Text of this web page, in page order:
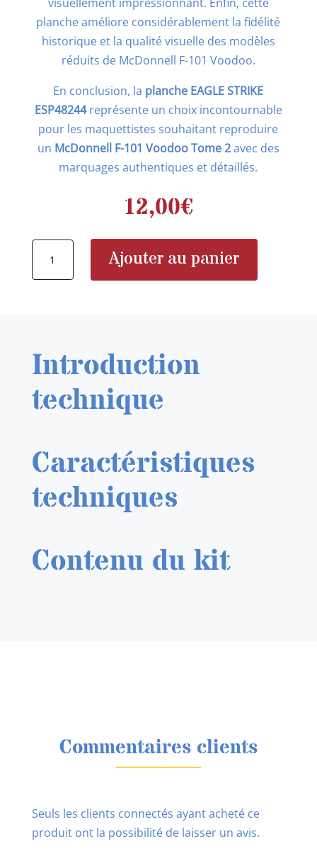
planche améliore considérablement la fidélité
historique et la qualité visuelle des modèles
réduits de McDonnell F-101 Voodoo.
En conclusion, la planche EAGLE STRIKE
ESP48244représente un choix incontournable
pour les maquettistes souhaitant reproduire
un McDonnell F-101 Voodoo Tome 2avec des
marquages authentiques et détaillés.
12,00€
Donnell
101
Ajouter au panier
Introduction
technique
Caractéristiques
techniques
Contenu du kit
Commentaires clients
Seuls les clients connectés ayant acheté ce
produit ont la possibilité de laisser un avis.